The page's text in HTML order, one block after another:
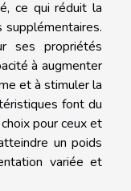
ce qui réduit la
supplémentaires.
ses propriétés
à augmenter
et à stimuler la
font du
pour ceux et
un poids
variée et